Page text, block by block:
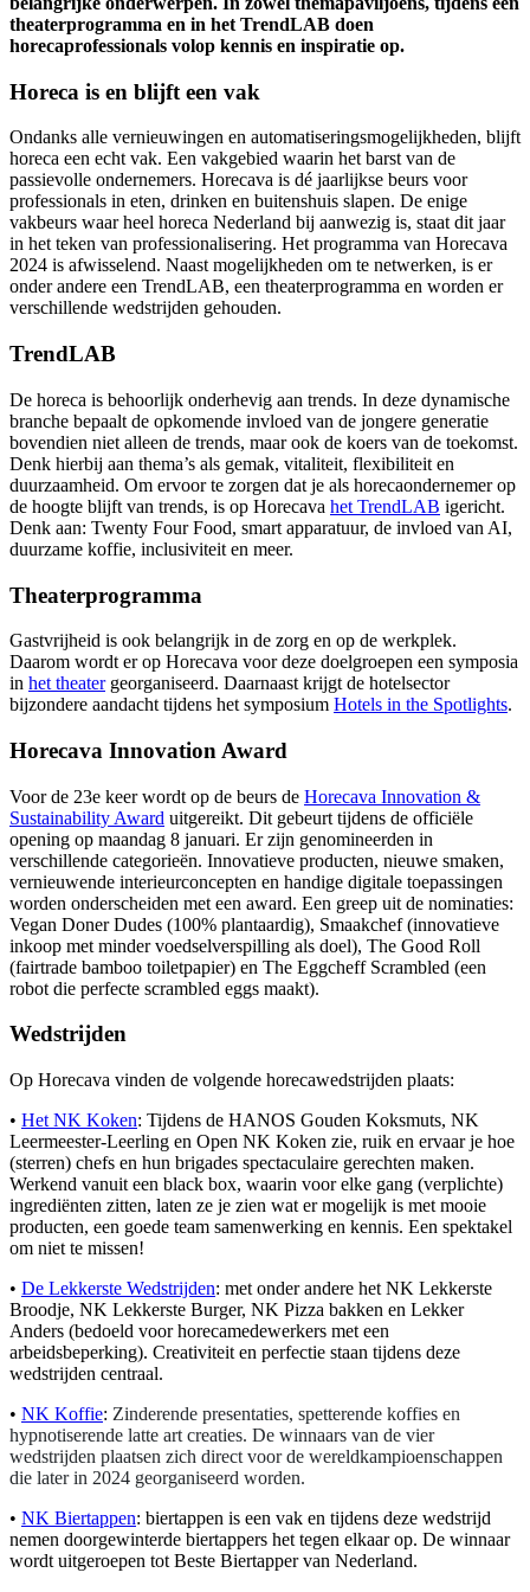
theaterprogramma en in het TrendLAB doen
horecaprofessionals volop kennis en inspiratie op.
Horeca is en blijft een vak
Ondanks alle vernieuwingen en automatiseringsmogelijkheden, blijft
horeca een echt vak. Een vakgebied waarin het barst van de
passievolle ondernemers. Horecava is dé jaarlijkse beurs voor
professionals in eten, drinken en buitenshuis slapen. De enige
vakbeurs waar heel horeca Nederland bij aanwezig is, staat dit jaar
in het teken van professionalisering. Het programma van Horecava
2024 is afwisselend. Naast mogelijkheden om te netwerken, is er
onder andere een TrendLAB, een theaterprogramma en worden er
verschillende wedstrijden gehouden.
TrendLAB
De horeca is behoorlijk onderhevig aan trends. In deze dynamische
branche bepaalt de opkomende invloed van de jongere generatie
bovendien niet alleen de trends, maar ook de koers van de toekomst.
Denk hierbij aan thema’s als gemak, vitaliteit, flexibiliteit en
duurzaamheid. Om ervoor te zorgen dat je als horecaondernemer op
de hoogte blijft van trends, is op Horecava het TrendLAB igericht.
Denk aan: Twenty Four Food, smart apparatuur, de invloed van AI,
duurzame koffie, inclusiviteit en meer.
Theaterprogramma
Gastvrijheid is ook belangrijk in de zorg en op de werkplek.
Daarom wordt er op Horecava voor deze doelgroepen een symposia
in het theatergeorganiseerd. Daarnaast krijgt de hotelsector
bijzondere aandacht tijdens het symposium Hotels in the Spotlights.
Horecava Innovation Award
Voor de 23e keer wordt op de beurs de Horecava Innovation &
Sustainability Award uitgereikt. Dit gebeurt tijdens de officiële
opening op maandag 8 januari. Er zijn genomineerden in
verschillende categorieën. Innovatieve producten, nieuwe smaken,
vernieuwende interieurconcepten en handige digitale toepassingen
worden onderscheiden met een award. Een greep uit de nominaties:
Vegan Doner Dudes (100% plantaardig), Smaakchef (innovatieve
inkoop met minder voedselverspilling als doel), The Good Roll
(fairtrade bamboo toiletpapier) en The Eggcheff Scrambled (een
robot die perfecte scrambled eggs maakt).
Wedstrijden
Op Horecava vinden de volgende horecawedstrijden plaats:
• Het NK Koken: Tijdens de HANOS Gouden Koksmuts, NK
Leermeester-Leerling en Open NK Koken zie, ruik en ervaar je hoe
(sterren) chefs en hun brigades spectaculaire gerechten maken.
Werkend vanuit een black box, waarin voor elke gang (verplichte)
ingrediënten zitten, laten ze je zien wat er mogelijk is met mooie
producten, een goede team samenwerking en kennis. Een spektakel
om niet te missen!
• De Lekkerste Wedstrijden: met onder andere het NK Lekkerste
Broodje, NK Lekkerste Burger, NK Pizza bakken en Lekker
Anders (bedoeld voor horecamedewerkers met een
arbeidsbeperking). Creativiteit en perfectie staan tijdens deze
wedstrijden centraal.
• NK Koffie: Zinderende presentaties, spetterende koffies en
hypnotiserende latte art creaties. De winnaars van de vier
wedstrijden plaatsen zich direct voor de wereldkampioenschappen
die later in 2024 georganiseerd worden.
• NK Biertappen: biertappen is een vak en tijdens deze wedstrijd
nemen doorgewinterde biertappers het tegen elkaar op. De winnaar
wordt uitgeroepen tot Beste Biertapper van Nederland.